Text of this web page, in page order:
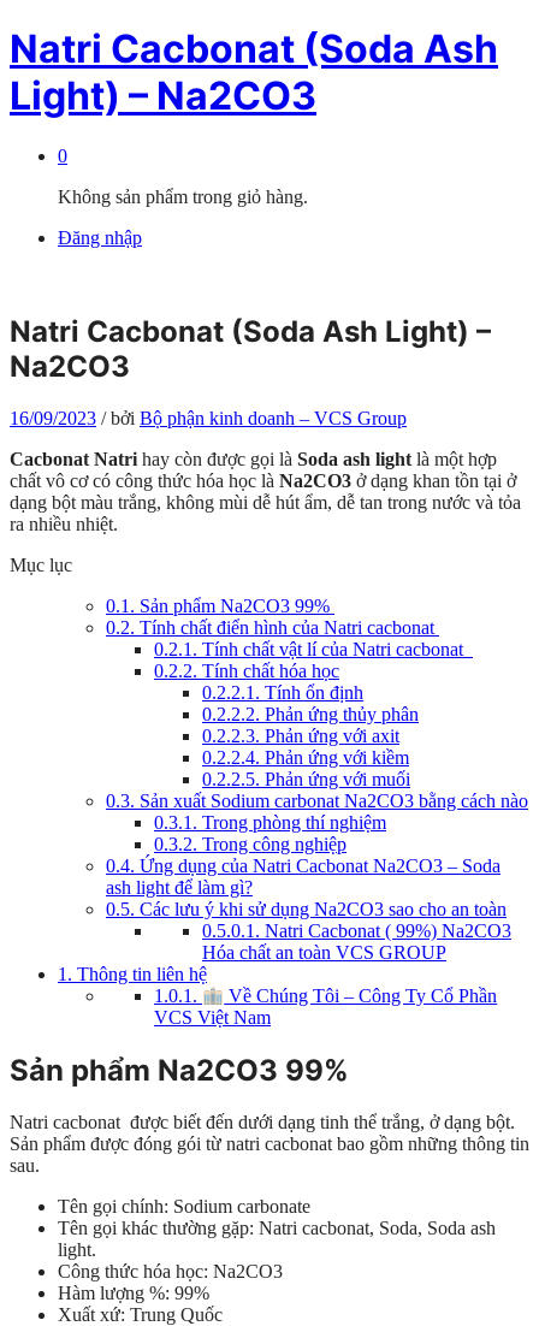
Natri Cacbonat (Soda Ash
Light) – Na2CO3
0
Không sản phẩm trong giỏ hàng.
Đăng nhập
Natri Cacbonat (Soda Ash Light) –
Na2CO3
16/09/2023 /bởi Bộ phận kinh doanh – VCS Group
Cacbonat Natri hay còn được gọi là Soda ash light là một hợp
chất vô cơ có công thức hóa học là Na2CO3 ở dạng khan tồn tại ở
dạng bột màu trắng, không mùi dễ hút ẩm, dễ tan trong nước và tỏa
ra nhiều nhiệt.
Mục lục
0.1. Sản phẩm Na2CO3 99%
0.2. Tính chất điển hình của Natri cacbonat
0.2.1. Tính chất vật lí của Natri cacbonat
0.2.2. Tính chất hóa học
0.2.2.1. Tính ổn định
0.2.2.2. Phản ứng thủy phân
0.2.2.3. Phản ứng với axit
0.2.2.4. Phản ứng với kiềm
0.2.2.5. Phản ứng với muối
0.3. Sản xuất Sodium carbonat Na2CO3 bằng cách nào
0.3.1. Trong phòng thí nghiệm
0.3.2. Trong công nghiệp
0.4. Ứng dụng của Natri Cacbonat Na2CO3 – Soda
ash light để làm gì?
0.5. Các lưu ý khi sử dụng Na2CO3 sao cho an toàn
0.5.0.1. Natri Cacbonat ( 99%) Na2CO3
Hóa chất an toàn VCS GROUP
1. Thông tin liên hệ
1.0.1.
Về Chúng Tôi – Công Ty Cổ Phần
VCS Việt Nam
Sản phẩm Na2CO3 99%
Natri cacbonat được biết đến dưới dạng tinh thể trắng, ở dạng bột.
Sản phẩm được đóng gói từ natri cacbonat bao gồm những thông tin
sau.
Tên gọi chính: Sodium carbonate
Tên gọi khác thường gặp: Natri cacbonat, Soda, Soda ash
light.
Công thức hóa học: Na2CO3
Hàm lượng %: 99%
Xuất xứ: Trung Quốc